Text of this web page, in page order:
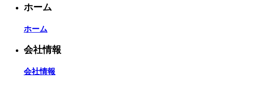
ホーム
ホーム
会社情報
会社情報